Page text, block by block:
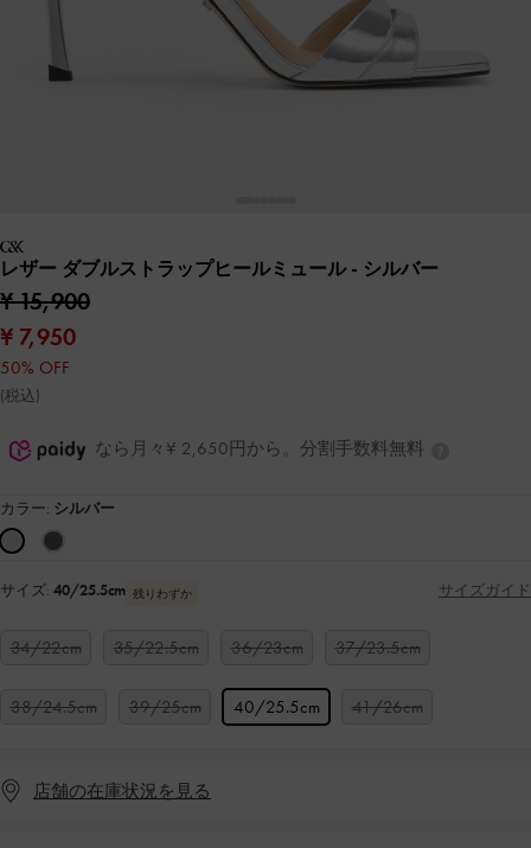
レザー ダブルストラップヒールミュール- シルバー
¥ 15,900
¥ 7,950
50% OFF
(税込)
なら月々¥ 2,650円から。分割手数料無料
カラー: シルバー
サイズ: 40/25.5cm 残りわずか サイズガイド
34/22cm 35/22.5cm 36/23cm 37/23.5cm
38/24.5cm 39/25cm 40/25.5cm 41/26cm
店舗の在庫状況を見る